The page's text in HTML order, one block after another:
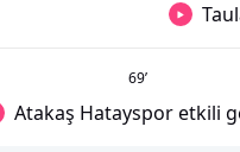
69’
Atakaş Hatayspor etkili